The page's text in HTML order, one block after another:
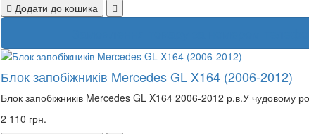
Додати до кошика
Блок запобіжників Mercedes GL X164 (2006-2012)
Блок запобіжників Mercedes GL X164 2006-2012 р.в.У чудовому
2 110 грн.